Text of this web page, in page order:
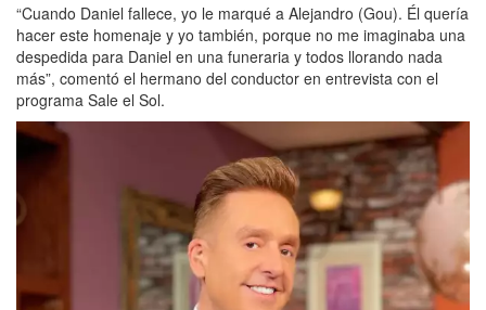
“Cuando Daniel fallece, yo le marqué a Alejandro (Gou). Él quería
hacer este homenaje y yo también, porque no me imaginaba una
despedida para Daniel en una funeraria y todos llorando nada
más”, comentó el hermano del conductor en entrevista con el
programa Sale el Sol.